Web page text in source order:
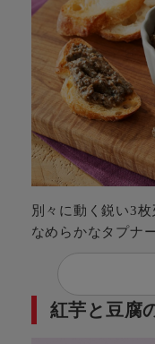
別々に動く鋭い3
なめらかなタプナ
紅芋と豆腐